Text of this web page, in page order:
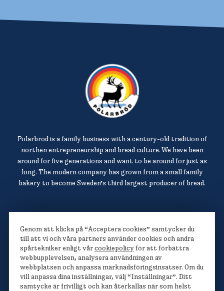
Polarbröd is a family business with a century-old tradition of
northen entrepreneurship and bread culture. We have been
around for five generations and want to be around for just as
long. The modern company has grown from a small family
bakery to become Sweden’s third largest producer of bread.
942 36 Älvsbyn
010-450 60 00
info@polarbrod.se
Genom att klicka på “Acceptera cookies” samtycker du
till att vi och våra partners använder cookies och andra
spårtekniker enligt vårcookiepolicyför att förbättra
webbupplevelsen, analysera användningen av
webbplatsen och anpassa marknadsföringsinsatser. Om du
vill anpassa dina inställningar, välj “Inställningar”. Ditt
samtycke är frivilligt och kan återkallas när som helst